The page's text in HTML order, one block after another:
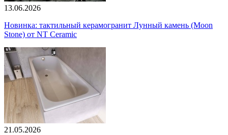
13.06.2026
Новинка: тактильный керамогранит Лунный камень (Moon
Stone) от NT Ceramic
21.05.2026